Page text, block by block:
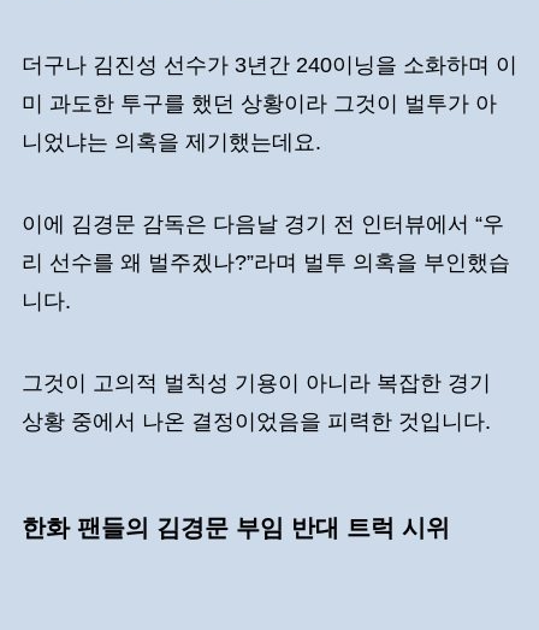
더구나 김진성 선수가 3년간 240이닝을 소화하며 이
미 과도한 투구를 했던 상황이라 그것이 벌투가 아
니었냐는 의혹을 제기했는데요.
이에 김경문 감독은 다음날 경기 전 인터뷰에서 “우
리 선수를 왜 벌주겠나?”라며 벌투 의혹을 부인했습
니다.
그것이 고의적 벌칙성 기용이 아니라 복잡한 경기
상황 중에서 나온 결정이었음을 피력한 것입니다.
한화 팬들의 김경문 부임 반대 트럭 시위